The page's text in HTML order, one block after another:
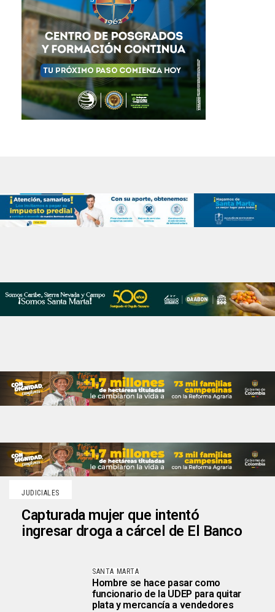
JUDICIALES
Capturada mujer que intentó
ingresar droga a cárcel de El Banco
SANTA MARTA
Hombre se hace pasar como
funcionario de la UDEP para quitar
plata y mercancía a vendedores